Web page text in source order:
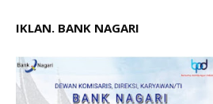
IKLAN. BANK NAGARI